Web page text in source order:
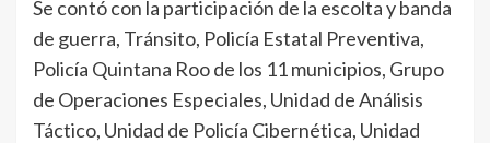
Se contó con la participación de la escolta y banda
de guerra, Tránsito, Policía Estatal Preventiva,
Policía Quintana Roo de los 11 municipios, Grupo
de Operaciones Especiales, Unidad de Análisis
Táctico, Unidad de Policía Cibernética, Unidad